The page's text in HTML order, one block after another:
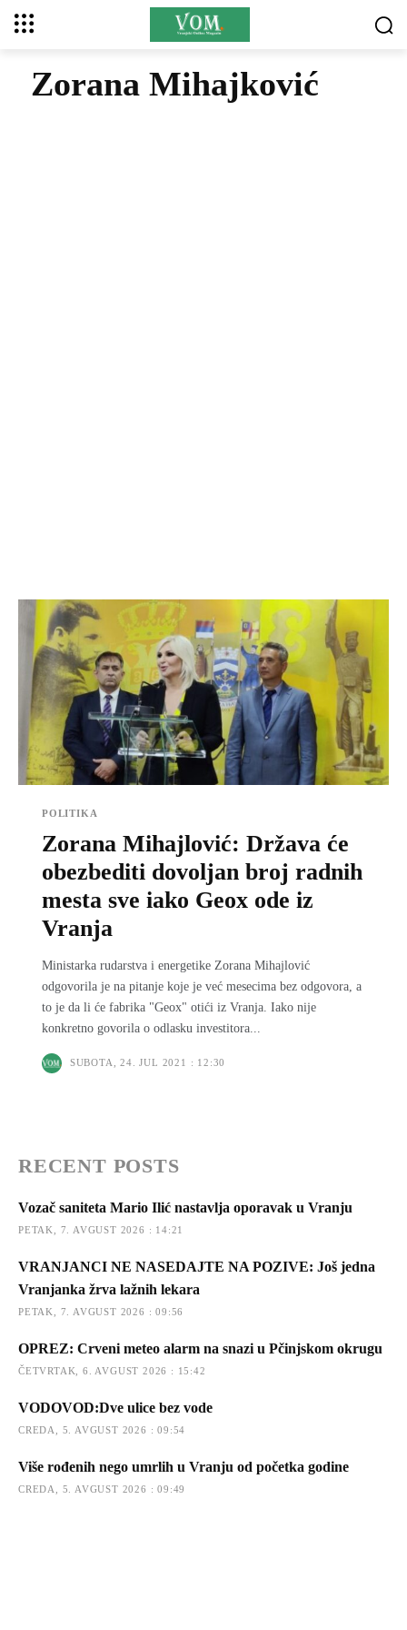
Zorana Mihajković
POLITIKA
Zorana Mihajlović: Država će
obezbediti dovoljan broj radnih
mesta sve iako Geox ode iz
Vranja
Ministarka rudarstva i energetike Zorana Mihajlović
odgovorila je na pitanje koje je već mesecima bez odgovora, a
to je da li će fabrika "Geox" otići iz Vranja. Iako nije
konkretno govorila o odlasku investitora...
SUBOTA, 24. JUL 2021 : 12:30
RECENT POSTS
Vozač saniteta Mario Ilić nastavlja oporavak u Vranju
PETAK, 7. AVGUST 2026 : 14:21
VRANJANCI NE NASEDAJTE NA POZIVE: Još jedna
Vranjanka žrva lažnih lekara
PETAK, 7. AVGUST 2026 : 09:56
OPREZ: Crveni meteo alarm na snazi u Pčinjskom okrugu
ČETVRTAK, 6. AVGUST 2026 : 15:42
VODOVOD:Dve ulice bez vode
CREDA, 5. AVGUST 2026 : 09:54
Više rođenih nego umrlih u Vranju od početka godine
CREDA, 5. AVGUST 2026 : 09:49